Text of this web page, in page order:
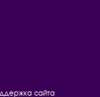
сайта